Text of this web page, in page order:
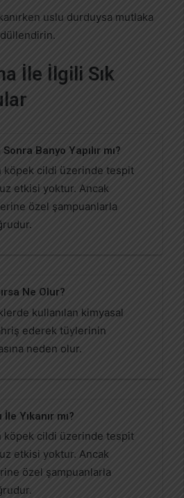
uslu durduysa mutlaka
İle İlgili Sık
Banyo Yapılır mı?
köpek cildi üzerinde tespit
etkisi yoktur. Ancak
özel şampuanlarla
Ne Olur?
kullanılan kimyasal
ederek tüylerinin
neden olur.
Yıkanır mı?
köpek cildi üzerinde tespit
etkisi yoktur. Ancak
özel şampuanlarla